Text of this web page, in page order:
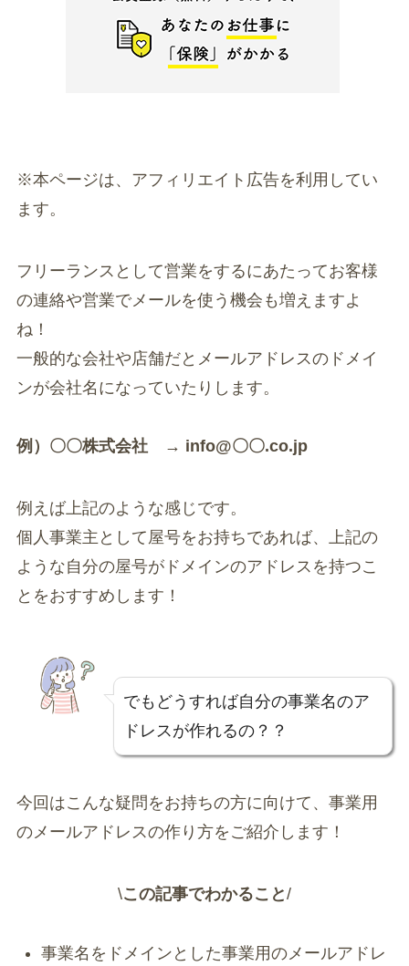
※本ページは、アフィリエイト広告を利用してい
ます。
フリーランスとして営業をするにあたってお客様
の連絡や営業でメールを使う機会も増えますよ
ね！
一般的な会社や店舗だとメールアドレスのドメイ
ンが会社名になっていたりします。
例）〇〇株式会社 → info@〇〇.co.jp
例えば上記のような感じです。
個人事業主として屋号をお持ちであれば、上記の
ような自分の屋号がドメインのアドレスを持つこ
とをおすすめします！
でもどうすれば自分の事業名のア
ドレスが作れるの？？
今回はこんな疑問をお持ちの方に向けて、事業用
のメールアドレスの作り方をご紹介します！
\この記事でわかること/
事業名をドメインとした事業用のメールアドレ